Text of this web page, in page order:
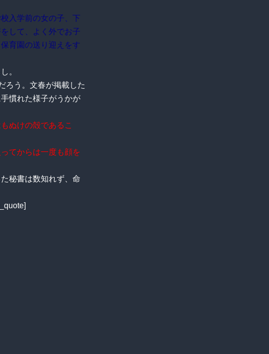
入学前の女の子、下
して、よく外でお子
育園の送り迎えをす
。
ろう。文春が掲載した
慣れた様子がうかが
ぬけの殻であるこ
てからは一度も顔を
秘書は数知れず、命